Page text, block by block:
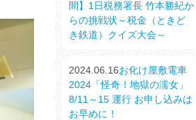
間】1日税務署長 竹本勝紀か
らの挑戦状～税金（ときど
き鉄道）クイズ大会～
2024.06.16お化け屋敷電車
2024「怪奇！地獄の濡女」
8/11～15 運行 お申し込みは
お早めに！